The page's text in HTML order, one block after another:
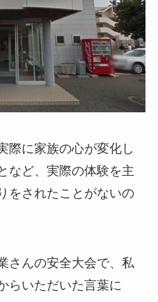
際に家族の心が変化し
など、実際の体験を主
をされたことがないの
さんの安全大会で、私
らいただいた言葉に